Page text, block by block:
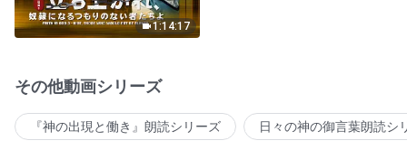
1:14:17
その他動画シリーズ
『神の出現と働き』朗読シリーズ 日々の神の御言葉朗読シ